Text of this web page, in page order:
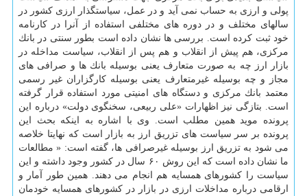
پولی و ارزی به حساب نمی آید و در عمل، سیاستگذار ارزی كشور در
سالهای مختلف و در دوره های مختلفی استفاده از آنرا در كارنامه
خود ثبت كرده است. بررسی ها نشان داده است بطور سنتی در بانك
مركزی، هم پیش از انقلاب و هم پس از انقلاب، سیاست مداخله در
بازار ارز چه به صورت متعارف یعنی بوسیله بانك ها و صرافی های
مجاز و چه بوسیله غیرمتعارف یعنی بوسیله كارگزاران غیر رسمی
معتمد بانك مركزی و دستگاه های امنیتی مورد استفاده قرار گرفته
است. بتازگی نیز اظهارات «علی ربیعی، سخنگوی دولت» درباره این
پرونده موید همین مطلب است. وی با اشاره به اینكه بحث این
پرونده بر سر سیاست های تزریق ارز به بازار است كه نهایتا خلاصه
می شود به تزریق ارز بوسیله غیرصرافی ها، گفته است: « مطالعات
ما نشان داده است كه این روش ۶۰ سال در كشور وجود داشته و این
سیاست را كشورهای همسایه هم انجام می دهند. همین طور آمار و
ارقامی درباره مداخلات ارزی در بازار در كشورهای همسایه خودمان